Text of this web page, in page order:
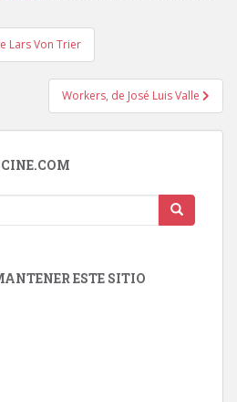
Lars Von Trier
Workers, de José Luis Valle
ESTE SITIO